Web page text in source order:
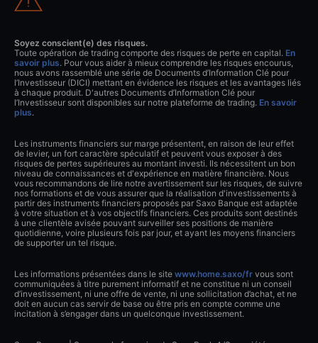
Soyez conscient(e) des risques.
Toute opération de trading comporte des risques de perte en capital. En
savoir plus. Pour vous aider à mieux comprendre les risques encourus,
nous avons rassemblé une série de Documents d’Information Clé pour
l’Investisseur (DICI) mettant en évidence les risques et les avantages liés
à chaque produit. D'autres Documents d’Information Clé pour
l’Investisseur sont disponibles sur notre plateforme de trading. En savoir
plus.
Les instruments financiers sur marge présentent, en raison de leur effet
de levier, un fort caractère spéculatif et peuvent vous exposer à des
risques de pertes supérieures au montant investi. Ils nécessitent un bon
niveau de connaissances et d'expérience en matière financière. Nous
vous recommandons de lire notre avertissement sur les risques, de suivre
nos formations et de vous assurer que la réalisation d'investissements à
partir des instruments financiers proposés par Saxo Banque est adaptée
à votre situation et à vos objectifs financiers. Ces produits sont destinés
à une clientèle avisée pouvant surveiller ses positions de manière
quotidienne, voire plusieurs fois par jour, et ayant les moyens financiers
de supporter un tel risque.
Les informations présentées dans le site www.home.saxo/fr vous sont
communiquées à titre purement informatif et ne constitue ni un conseil
d’investissement, ni une offre de vente, ni une sollicitation d’achat, et ne
doit en aucun cas servir de base ou être pris en compte comme une
incitation à s’engager dans un quelconque investissement.